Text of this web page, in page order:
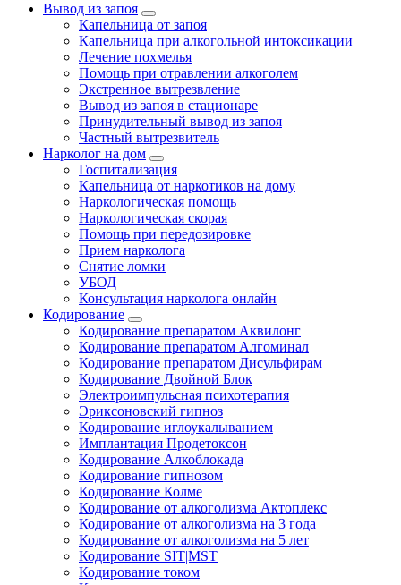
Вывод из запоя
Капельница от запоя
Капельница при алкогольной интоксикации
Лечение похмелья
Помощь при отравлении алкоголем
Экстренное вытрезвление
Вывод из запоя в стационаре
Принудительный вывод из запоя
Частный вытрезвитель
Нарколог на дом
Госпитализация
Капельница от наркотиков на дому
Наркологическая помощь
Наркологическая скорая
Помощь при передозировке
Прием нарколога
Снятие ломки
УБОД
Консультация нарколога онлайн
Кодирование
Кодирование препаратом Аквилонг
Кодирование препаратом Алгоминал
Кодирование препаратом Дисульфирам
Кодирование Двойной Блок
Электроимпульсная психотерапия
Эриксоновский гипноз
Кодирование иглоукалыванием
Имплантация Продетоксон
Кодирование Алкоблокада
Кодирование гипнозом
Кодирование Колме
Кодирование от алкоголизма Актоплекс
Кодирование от алкоголизма на 3 года
Кодирование от алкоголизма на 5 лет
Кодирование SIT|MST
Кодирование током